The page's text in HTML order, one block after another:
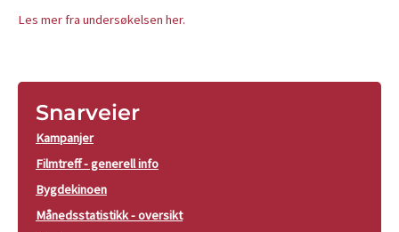
Les mer fra undersøkelsen her.
Snarveier
Kampanjer
Filmtreff - generell info
Bygdekinoen
Månedsstatistikk - oversikt